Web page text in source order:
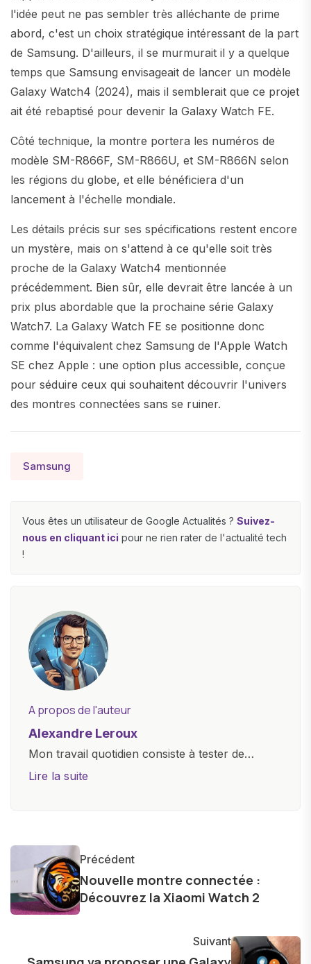
l'idée peut ne pas sembler très alléchante de prime
abord, c'est un choix stratégique intéressant de la part
de Samsung. D'ailleurs, il se murmurait il y a quelque
temps que Samsung envisageait de lancer un modèle
Galaxy Watch4 (2024), mais il semblerait que ce projet
ait été rebaptisé pour devenir la Galaxy Watch FE.
Côté technique, la montre portera les numéros de
modèle SM-R866F, SM-R866U, et SM-R866N selon
les régions du globe, et elle bénéficiera d'un
lancement à l'échelle mondiale.
Les détails précis sur ses spécifications restent encore
un mystère, mais on s'attend à ce qu'elle soit très
proche de la Galaxy Watch4 mentionnée
précédemment. Bien sûr, elle devrait être lancée à un
prix plus abordable que la prochaine série Galaxy
Watch7. La Galaxy Watch FE se positionne donc
comme l'équivalent chez Samsung de l'Apple Watch
SE chez Apple : une option plus accessible, conçue
pour séduire ceux qui souhaitent découvrir l'univers
des montres connectées sans se ruiner.
Samsung
Vous êtes un utilisateur de Google Actualités ? Suivez-
nous en cliquant ici pour ne rien rater de l'actualité tech
!
A propos de l'auteur
Alexandre Leroux
Mon travail quotidien consiste à tester de
nouveaux appareils, à rédiger des critiques
informations précises et pertinentes pour aider
les consommateurs à comprendre et à naviguer
dans le paysage technologique en constante
évolution.
Lire la suite
Précédent
Nouvelle montre connectée :
Découvrez la Xiaomi Watch 2
Suivant